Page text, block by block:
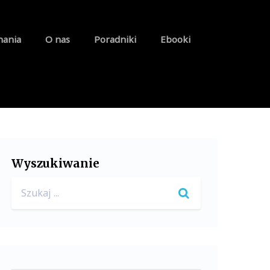
O nas Poradniki Ebooki
Wyszukiwanie
for: